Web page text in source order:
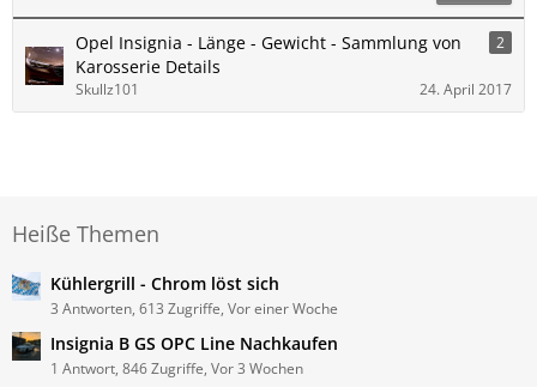
Opel Insignia - Länge - Gewicht - Sammlung von
Karosserie Details
2
Skullz101 24. April 2017
Heiße Themen
Kühlergrill - Chrom löst sich
3 Antworten, 613 Zugriffe, Vor einer Woche
Insignia B GS OPC Line Nachkaufen
1 Antwort, 846 Zugriffe, Vor 3 Wochen